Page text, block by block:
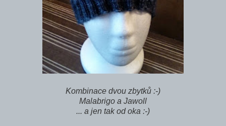
Kombinace dvou zbytků :-)
Malabrigo a Jawoll
... a jen tak od oka :-)